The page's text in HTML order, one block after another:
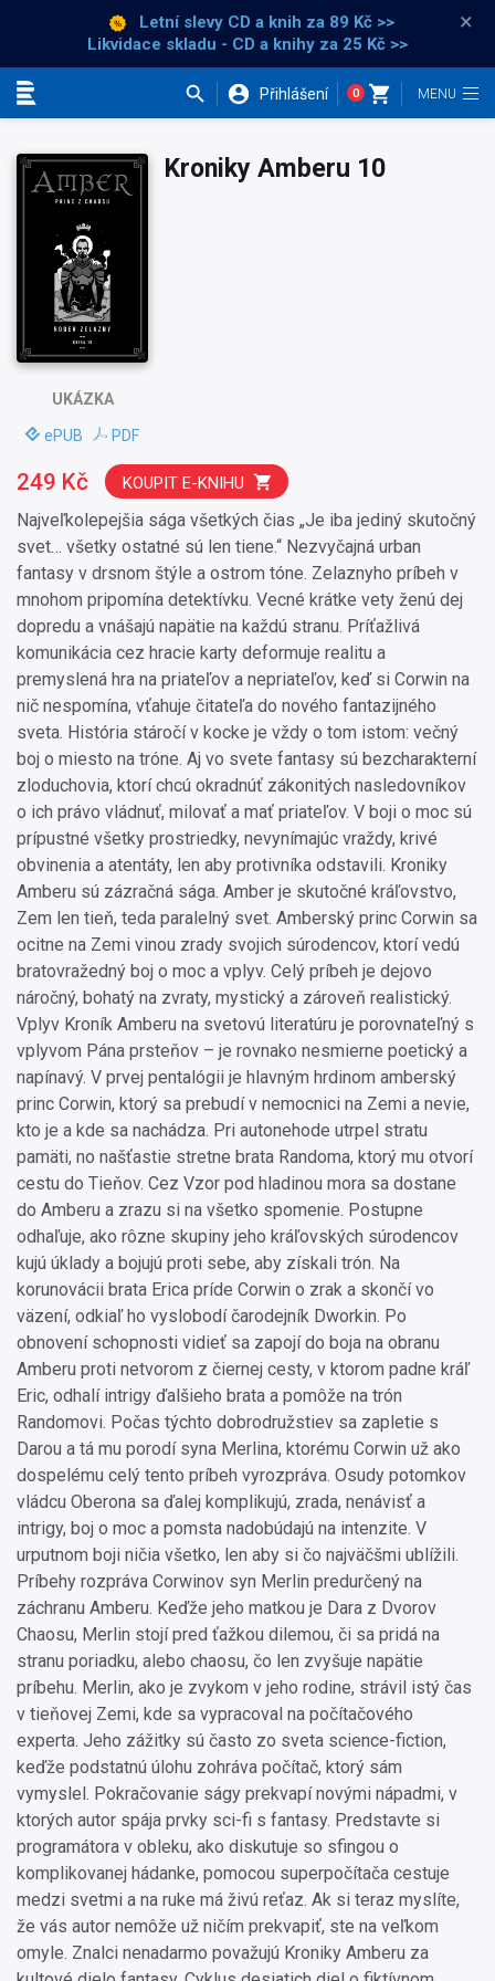
Letní slevy CD a knih za 89 Kč >>
Likvidace skladu - CD a knihy za 25 Kč >>
×
Přihlášení 0
UKÁZKA
ePUB PDF
Kroniky Amberu 10
Najveľkolepejšia sága všetkých čias „Je iba jediný skutočný
svet… všetky ostatné sú len tiene.“ Nezvyčajná urban
fantasy v drsnom štýle a ostrom tóne. Zelaznyho príbeh v
mnohom pripomína detektívku. Vecné krátke vety ženú dej
dopredu a vnášajú napätie na každú stranu. Príťažlivá
komunikácia cez hracie karty deformuje realitu a
premyslená hra na priateľov a nepriateľov, keď si Corwin na
nič nespomína, vťahuje čitateľa do nového fantazijného
sveta. História stáročí v kocke je vždy o tom istom: večný
boj o miesto na tróne. Aj vo svete fantasy sú bezcharakterní
zloduchovia, ktorí chcú okradnúť zákonitých nasledovníkov
o ich právo vládnuť, milovať a mať priateľov. V boji o moc sú
prípustné všetky prostriedky, nevynímajúc vraždy, krivé
obvinenia a atentáty, len aby protivníka odstavili. Kroniky
Amberu sú zázračná sága. Amber je skutočné kráľovstvo,
Zem len tieň, teda paralelný svet. Amberský princ Corwin sa
ocitne na Zemi vinou zrady svojich súrodencov, ktorí vedú
bratovražedný boj o moc a vplyv. Celý príbeh je dejovo
náročný, bohatý na zvraty, mystický a zároveň realistický.
Vplyv Kroník Amberu na svetovú literatúru je porovnateľný s
vplyvom Pána prsteňov – je rovnako nesmierne poetický a
napínavý. V prvej pentalógii je hlavným hrdinom amberský
princ Corwin, ktorý sa prebudí v nemocnici na Zemi a nevie,
kto je a kde sa nachádza. Pri autonehode utrpel stratu
pamäti, no našťastie stretne brata Randoma, ktorý mu otvorí
cestu do Tieňov. Cez Vzor pod hladinou mora sa dostane
do Amberu a zrazu si na všetko spomenie. Postupne
odhaľuje, ako rôzne skupiny jeho kráľovských súrodencov
kujú úklady a bojujú proti sebe, aby získali trón. Na
korunovácii brata Erica príde Corwin o zrak a skončí vo
väzení, odkiaľ ho vyslobodí čarodejník Dworkin. Po
obnovení schopnosti vidieť sa zapojí do boja na obranu
Amberu proti netvorom z čiernej cesty, v ktorom padne kráľ
Eric, odhalí intrigy ďalšieho brata a pomôže na trón
Randomovi. Počas týchto dobrodružstiev sa zapletie s
Darou a tá mu porodí syna Merlina, ktorému Corwin už ako
dospelému celý tento príbeh vyrozpráva. Osudy potomkov
vládcu Oberona sa ďalej komplikujú, zrada, nenávisť a
intrigy, boj o moc a pomsta nadobúdajú na intenzite. V
urputnom boji ničia všetko, len aby si čo najväčšmi ublížili.
Príbehy rozpráva Corwinov syn Merlin predurčený na
záchranu Amberu. Keďže jeho matkou je Dara z Dvorov
Chaosu, Merlin stojí pred ťažkou dilemou, či sa pridá na
stranu poriadku, alebo chaosu, čo len zvyšuje napätie
príbehu. Merlin, ako je zvykom v jeho rodine, strávil istý čas
v tieňovej Zemi, kde sa vypracoval na počítačového
experta. Jeho zážitky sú často zo sveta science-fiction,
keďže podstatnú úlohu zohráva počítač, ktorý sám
vymyslel. Pokračovanie ságy prekvapí novými nápadmi, v
ktorých autor spája prvky sci-fi s fantasy. Predstavte si
programátora v obleku, ako diskutuje so sfingou o
komplikovanej hádanke, pomocou superpočítača cestuje
medzi svetmi a na ruke má živú reťaz. Ak si teraz myslíte,
že vás autor nemôže už ničím prekvapiť, ste na veľkom
omyle. Znalci nenadarmo považujú Kroniky Amberu za
249 Kč KOUPIT E-KNIHU